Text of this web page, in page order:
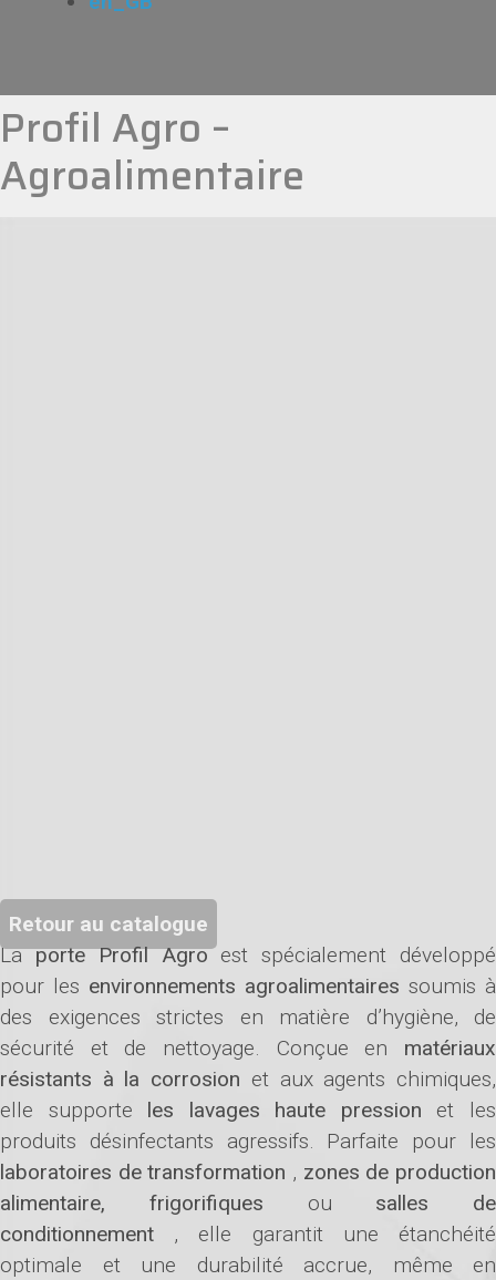
Profil Agro –
Agroalimentaire
Retour au catalogue
Laporte Profil Agro est spécialement développé
pour les environnements agroalimentaires soumis à
des exigences strictes en matière d’hygiène, de
sécurité et de nettoyage. Conçue en matériaux
résistants à la corrosion et aux agents chimiques,
elle supporte les lavages haute pression et les
produits désinfectants agressifs. Parfaite pour les
laboratoires de transformation , zones de production
alimentaire, frigorifiques ou salles de
conditionnement , elle garantit une étanchéité
optimale et une durabilité accrue, même en